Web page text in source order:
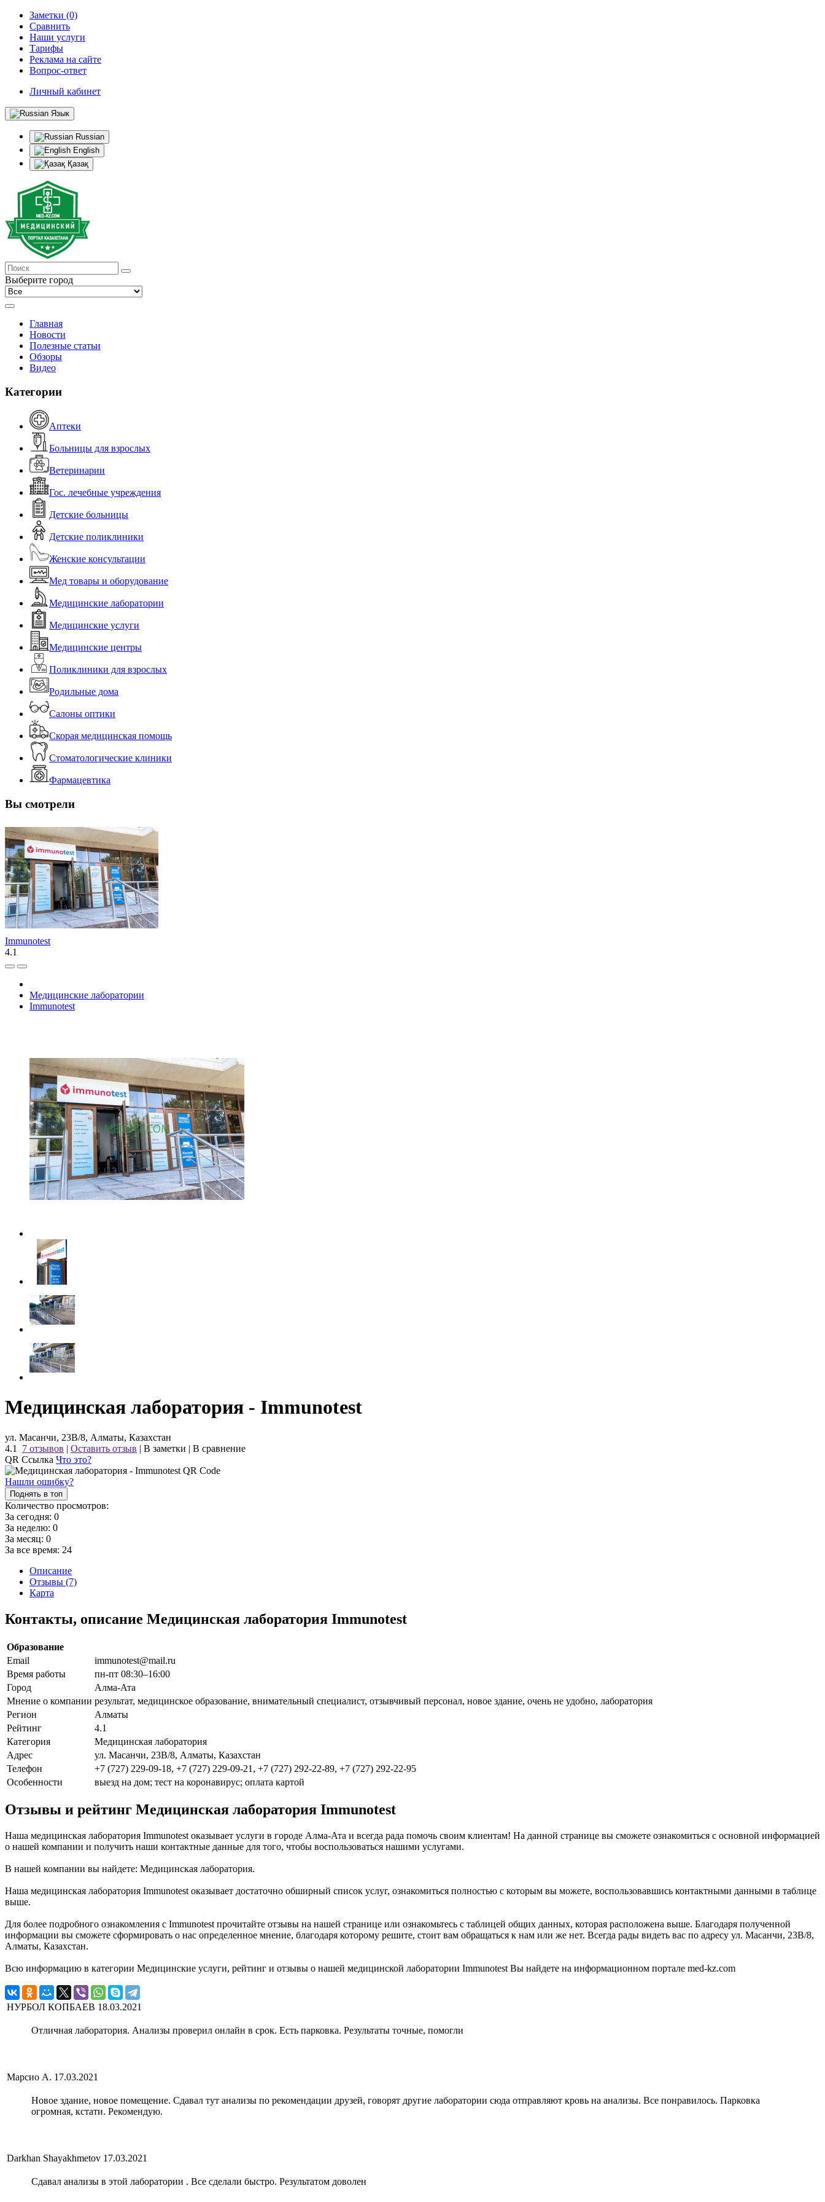
Заметки (0)
Сравнить
Наши услуги
Тарифы
Реклама на сайте
Вопрос-ответ
Личный кабинет
Язык
Russian
English
Қазақ
Выберите город
Главная
Новости
Полезные статьи
Обзоры
Видео
Категории
Аптеки
Больницы для взрослых
Ветеринарии
Гос. лечебные учреждения
Детские больницы
Детские поликлиники
Женские консультации
Мед товары и оборудование
Медицинские лаборатории
Медицинские услуги
Медицинские центры
Поликлиники для взрослых
Родильные дома
Салоны оптики
Скорая медицинская помощь
Стоматологические клиники
Фармацевтика
Вы смотрели
Immunotest
4.1
Медицинские лаборатории
Immunotest
Медицинская лаборатория - Immunotest
ул. Масанчи, 23В/8, Алматы, Казахстан
4.1
7 отзывов | Оставить отзыв | В заметки | В сравнение
QR Ссылка Что это?
Нашли ошибку?
Поднять в топ
Количество просмотров:
За сегодня: 0
За неделю: 0
За месяц: 0
За все время: 24
Описание
Отзывы (7)
Карта
Контакты, описание Медицинская лаборатория Immunotest
Образование
Email
immunotest@mail.ru
Время работы
пн-пт 08:30–16:00
Город
Алма-Ата
Мнение о компании результат, медицинское образование, внимательный специалист, отзывчивый персонал, новое здание, очень не удобно, лаборатория
Регион
Алматы
Рейтинг
4.1
Категория
Медицинская лаборатория
Адрес
ул. Масанчи, 23В/8, Алматы, Казахстан
Телефон
+7 (727) 229-09-18, +7 (727) 229-09-21, +7 (727) 292-22-89, +7 (727) 292-22-95
Особенности
выезд на дом; тест на коронавирус; оплата картой
Отзывы и рейтинг Медицинская лаборатория Immunotest
Наша медицинская лаборатория Immunotest оказывает услуги в городе Алма-Ата и всегда рада помочь своим клиентам! На данной странице вы сможете ознакомиться с основной информацией
о нашей компании и получить наши контактные данные для того, чтобы воспользоваться нашими услугами.
В нашей компании вы найдете: Медицинская лаборатория.
Наша медицинская лаборатория Immunotest оказывает достаточно обширный список услуг, ознакомиться полностью с которым вы можете, воспользовавшись контактными данными в таблице
выше.
Для более подробного ознакомления с Immunotest прочитайте отзывы на нашей странице или ознакомьтесь с таблицей общих данных, которая расположена выше. Благодаря полученной
информации вы сможете сформировать о нас определенное мнение, благодаря которому решите, стоит вам обращаться к нам или же нет. Всегда рады видеть вас по адресу ул. Масанчи, 23В/8,
Алматы, Казахстан.
Всю информацию в категории Медицинские услуги, рейтинг и отзывы о нашей медицинской лаборатории Immunotest Вы найдете на информационном портале med-kz.com
НУРБОЛ КОПБАЕВ 18.03.2021
Отличная лаборатория. Анализы проверил онлайн в срок. Есть парковка. Результаты точные, помогли
Марсио А. 17.03.2021
Новое здание, новое помещение. Сдавал тут анализы по рекомендации друзей, говорят другие лаборатории сюда отправляют кровь на анализы. Все понравилось. Парковка
огромная, кстати. Рекомендую.
Darkhan Shayakhmetov 17.03.2021
Сдавал анализы в этой лаборатории . Все сделали быстро. Результатом доволен